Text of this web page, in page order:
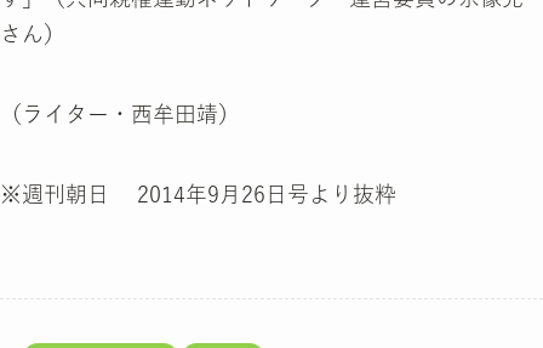
さん）
（ライター・西牟田靖）
※週刊朝日 2014年9月26日号より抜粋